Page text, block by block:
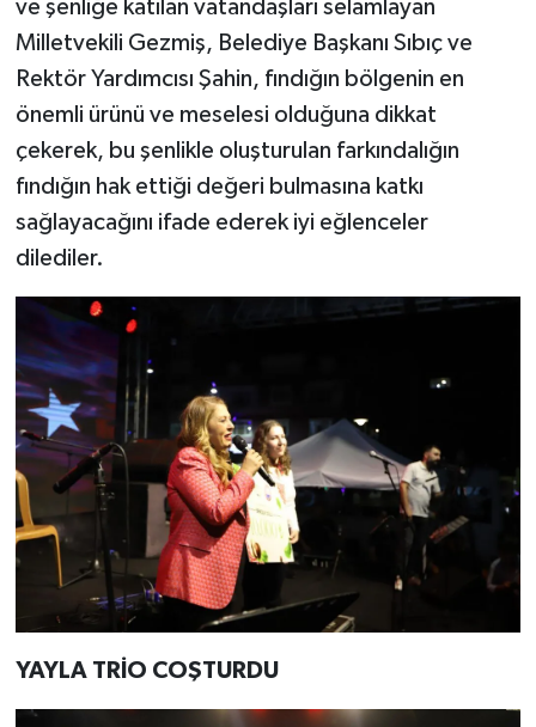
ve şenliğe katılan vatandaşları selamlayan
Milletvekili Gezmiş, Belediye Başkanı Sıbıç ve
Rektör Yardımcısı Şahin, fındığın bölgenin en
önemli ürünü ve meselesi olduğuna dikkat
çekerek, bu şenlikle oluşturulan farkındalığın
fındığın hak ettiği değeri bulmasına katkı
sağlayacağını ifade ederek iyi eğlenceler
dilediler.
YAYLA TRİO COŞTURDU